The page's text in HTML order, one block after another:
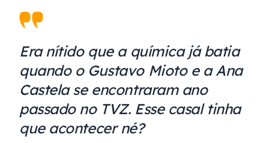
Era nítido que a química já batia
quando o Gustavo Mioto e a Ana
Castela se encontraram ano
passado no TVZ. Esse casal tinha
que acontecer né?